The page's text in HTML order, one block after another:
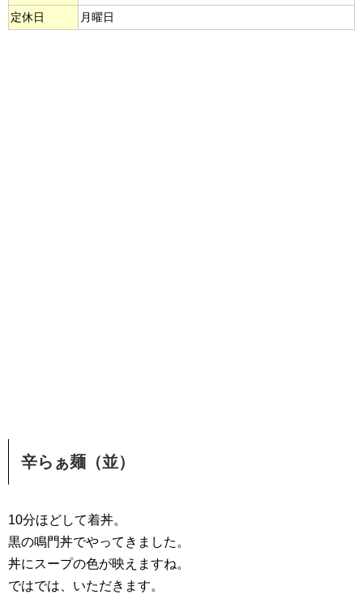
定休日
月曜日
辛らぁ麺（並）
10分ほどして着丼。
黒の鳴門丼でやってきました。
丼にスープの色が映えますね。
ではでは、いただきます。